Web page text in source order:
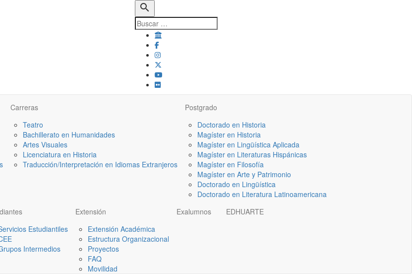
search
Carreras
Teatro
Bachillerato en Humanidades
Artes Visuales
Licenciatura en Historia
Traducción/Interpretación en Idiomas Extranjeros
Postgrado
Doctorado en Historia
Magíster en Historia
Magíster en Lingüística Aplicada
Magíster en Literaturas Hispánicas
Magíster en Filosofía
Magíster en Arte y Patrimonio
Doctorado en Lingüística
Doctorado en Literatura Latinoamericana
Estudiantiles
Intermedios
Extensión
Extensión Académica
Estructura Organizacional
Proyectos
FAQ
Movilidad
Exalumnos EDHUARTE